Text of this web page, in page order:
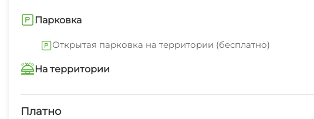
Парковка
Открытая парковка на территории (бесплатно)
На территории
Интернет Wi-Fi
Платно